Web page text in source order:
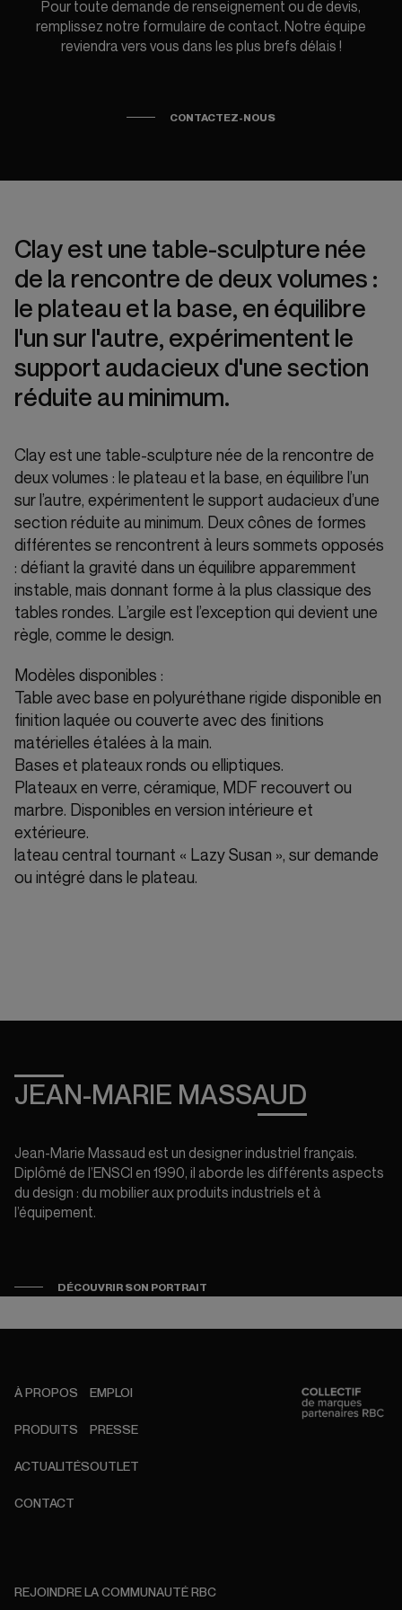
Pour toute demande de renseignement ou de devis,
remplissez notre formulaire de contact. Notre équipe
reviendra vers vous dans les plus brefs délais !
CONTACTEZ-NOUS
Clay est une table-sculpture née
de la rencontre de deux volumes :
le plateau et la base, en équilibre
l'un sur l'autre, expérimentent le
support audacieux d'une section
réduite au minimum.
Clay est une table-sculpture née de la rencontre de
deux volumes : le plateau et la base, en équilibre l’un
sur l’autre, expérimentent le support audacieux d’une
section réduite au minimum. Deux cônes de formes
différentes se rencontrent à leurs sommets opposés
: défiant la gravité dans un équilibre apparemment
instable, mais donnant forme à la plus classique des
tables rondes. L’argile est l’exception qui devient une
règle, comme le design.
Modèles disponibles :
Table avec base en polyuréthane rigide disponible en
finition laquée ou couverte avec des finitions
matérielles étalées à la main.
Bases et plateaux ronds ou elliptiques.
Plateaux en verre, céramique, MDF recouvert ou
marbre. Disponibles en version intérieure et
extérieure.
lateau central tournant « Lazy Susan », sur demande
ou intégré dans le plateau.
JEAN-MARIE MASSAUD
Jean-Marie Massaud est un designer industriel français.
Diplômé de l’ENSCI en 1990, il aborde les différents aspects
du design : du mobilier aux produits industriels et à
l’équipement.
DÉCOUVRIR SON PORTRAIT
À PROPOS
PRODUITS
ACTUALITÉS
CONTACT
EMPLOI
PRESSE
OUTLET
REJOINDRE LA COMMUNAUTÉ RBC